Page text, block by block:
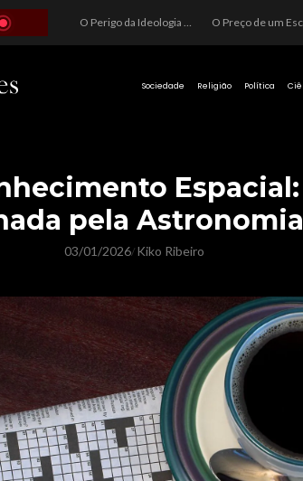
O Perigo da Ideologia Desenfreada na Justiça: Quando a Pauta Política Substitui a Pena Criminal
Sociedade Religião Política
pela Astronomia
03/01/2026/ Kiko Ribeiro